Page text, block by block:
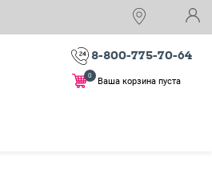
8-800-775-70-64
Ваша корзина пуста
0